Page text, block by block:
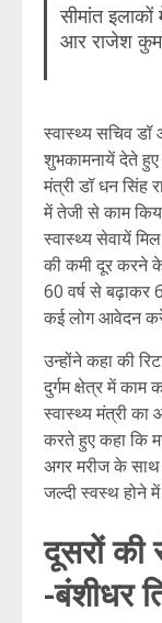
सीमांत इलाकों
आर राजेश
स्वास्थ्य सचिव
शुभकामनायें देते हुए
मंत्री डॉ धन सिंह
में तेजी से काम
स्वास्थ्य सेवायें
की कमी दूर करने के
60 वर्ष से बढ़ाकर
कई लोग आवेदन
उन्होंने कहा की
दुर्गम क्षेत्र में
स्वास्थ्य मंत्री का
करते हुए कहा कि
अगर मरीज के साथ
जल्दी स्वस्थ होने
दूसरों की
-बंशीधर